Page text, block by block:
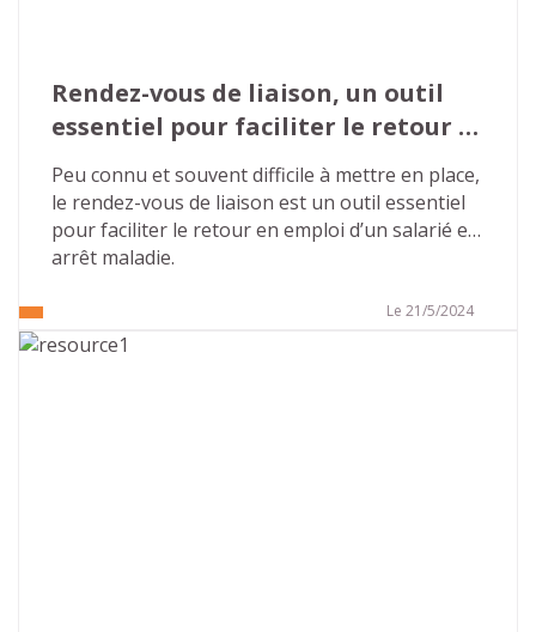
Rendez-vous de liaison, un outil
essentiel pour faciliter le retour
en emploi
Peu connu et souvent difficile à mettre en place,
le rendez-vous de liaison est un outil essentiel
pour faciliter le retour en emploi d’un salarié en
arrêt maladie.
Le 21/5/2024